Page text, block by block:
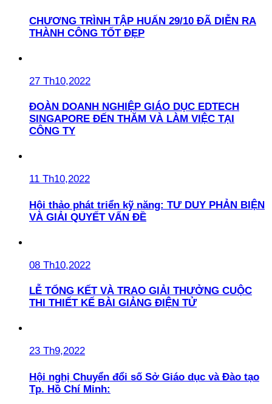
CHƯƠNG TRÌNH TẬP HUẤN 29/10 ĐÃ DIỄN RA
THÀNH CÔNG TỐT ĐẸP
27 Th10,2022
ĐOÀN DOANH NGHIỆP GIÁO DỤC EDTECH
SINGAPORE ĐẾN THĂM VÀ LÀM VIỆC TẠI
CÔNG TY
11 Th10,2022
Hội thảo phát triển kỹ năng: TƯ DUY PHẢN BIỆN
VÀ GIẢI QUYẾT VẤN ĐỀ
08 Th10,2022
LỄ TỔNG KẾT VÀ TRAO GIẢI THƯỞNG CUỘC
THI THIẾT KẾ BÀI GIẢNG ĐIỆN TỬ
23 Th9,2022
Hội nghị Chuyển đổi số Sở Giáo dục và Đào tạo
Tp. Hồ Chí Minh: